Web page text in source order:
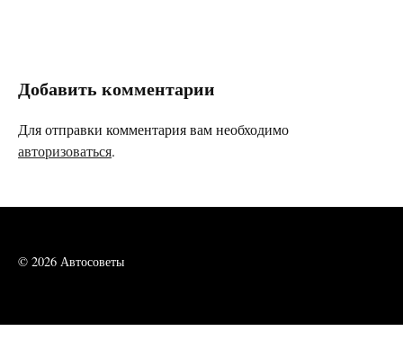
Добавить комментарии
Для отправки комментария вам необходимо
авторизоваться.
© 2026 Автосоветы